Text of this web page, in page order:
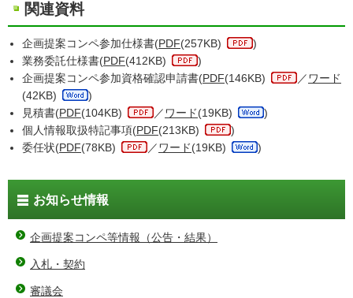
関連資料
企画提案コンペ参加仕様書(PDF(257KB)
)
業務委託仕様書(PDF(412KB)
)
企画提案コンペ参加資格確認申請書(PDF(146KB) ／ ワード
(42KB)
)
見積書(PDF(104KB) ／ ワード(19KB)
)
個人情報取扱特記事項(PDF(213KB)
)
委任状(PDF(78KB) ／ ワード(19KB) )
お知らせ情報
企画提案コンペ等情報（公告・結果）
入札・契約
審議会